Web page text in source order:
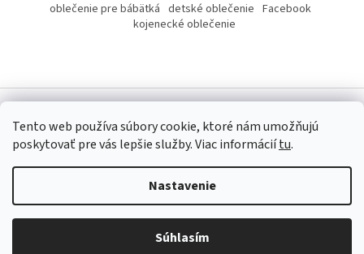
Tento web používa súbory cookie, ktoré nám umožňujú
poskytovať pre vás lepšie služby.Viac informáciítu.
Nastavenie
Súhlasím
oblečenie pre bábätká detské oblečenie Facebook
kojenecké oblečenie
Copyright 2026Milinko oblečenie. Všetky práva vyhradené.